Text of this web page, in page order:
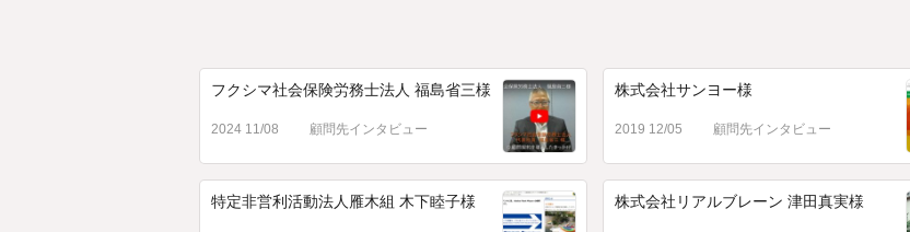
フクシマ社会保険労務士法人 福島省三様
2024 11/08 顧問先インタビュー
株式会社サンヨー様
2019 12/05 顧問先インタビュー
特定非営利活動法人雁木組 木下睦子様 株式会社リアルブレーン 津田真実様